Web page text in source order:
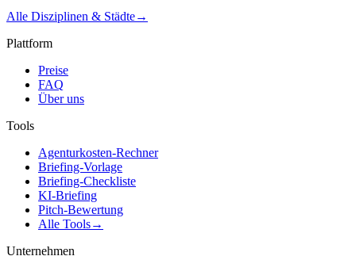
Alle Disziplinen & Städte→
Plattform
Preise
FAQ
Über uns
Tools
Agenturkosten-Rechner
Briefing-Vorlage
Briefing-Checkliste
KI-Briefing
Pitch-Bewertung
Alle Tools→
Unternehmen